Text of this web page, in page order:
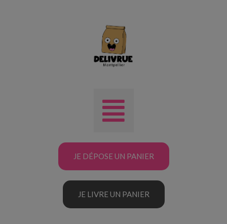
JE DÉPOSE UN PANIER
JE LIVRE UN PANIER